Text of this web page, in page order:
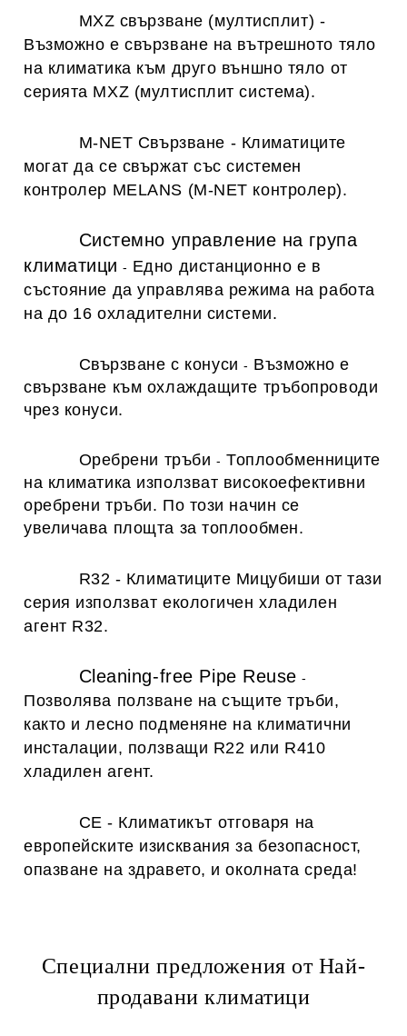
MXZ свързване (мултисплит) -
Възможно е свързване на вътрешното тяло
на климатика към друго външно тяло от
серията MXZ (мултисплит система).
M-NET Свързване - Климатиците
могат да се свържат със системен
контролер MELANS (M-NET контролер).
Системно управление на група
климатици - Едно дистанционно е в
състояние да управлява режима на работа
на до 16 охладителни системи.
Свързване с конуси - Възможно е
свързване към охлаждащите тръбопроводи
чрез конуси.
Оребрени тръби - Топлообменниците
на климатика използват високоефективни
оребрени тръби. По този начин се
увеличава площта за топлообмен.
R32 - Климатиците Мицубиши от тази
серия използват екологичен хладилен
агент R32.
Cleaning-free Pipe Reuse -
Позволява ползване на същите тръби,
както и лесно подменяне на климатични
инсталации, ползващи R22 или R410
хладилен агент.
CE - Климатикът отговаря на
европейските изисквания за безопасност,
опазване на здравето, и околната среда!
Специални предложения от Най-
продавани климатици